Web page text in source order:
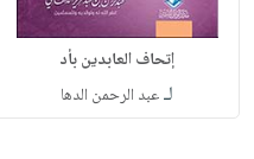
إتحاف العابدين بأد
لـعبد الرحمن الدها